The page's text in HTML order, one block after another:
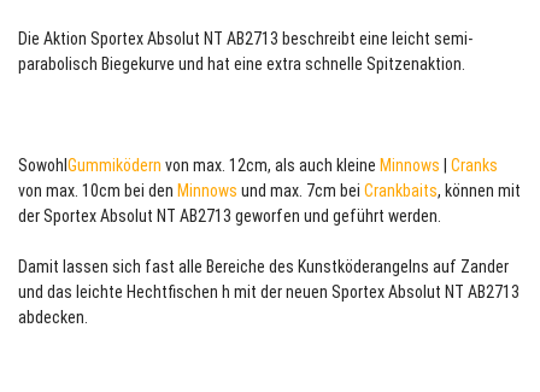
Die Aktion Sportex Absolut NT AB2713 beschreibt eine leicht semi-
parabolisch Biegekurve und hat eine extra schnelle Spitzenaktion.
Sowohl Gummiködern von max. 12cm, als auch kleine Minnows
Cranks
von max. 10cm bei den Minnows und max. 7cm bei Crankbaits, können mit
der Sportex Absolut NT AB2713 geworfen und geführt werden.
Damit lassen sich fast alle Bereiche des Kunstköderangelns auf Zander
und das leichte Hechtfischen h mit der neuen Sportex Absolut NT AB2713
abdecken.